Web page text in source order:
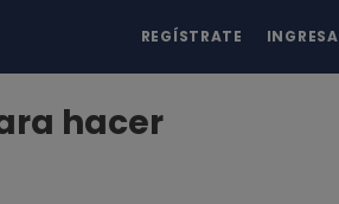
REGÍSTRATE INGRESA
hacer